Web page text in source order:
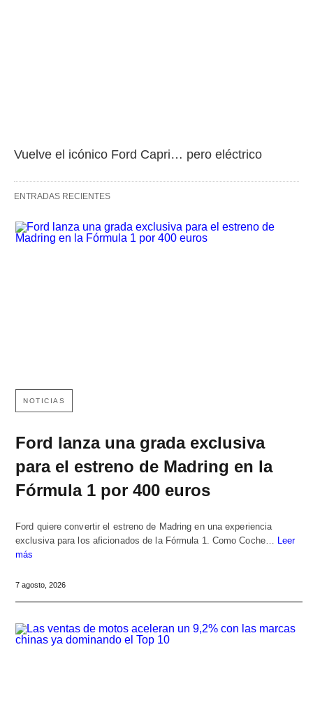
Vuelve el icónico Ford Capri… pero eléctrico
ENTRADAS RECIENTES
NOTICIAS
Ford lanza una grada exclusiva
para el estreno de Madring en la
Fórmula 1 por 400 euros
Ford quiere convertir el estreno de Madring en una experiencia
exclusiva para los aficionados de la Fórmula 1. Como Coche… Leer
más
7 agosto, 2026